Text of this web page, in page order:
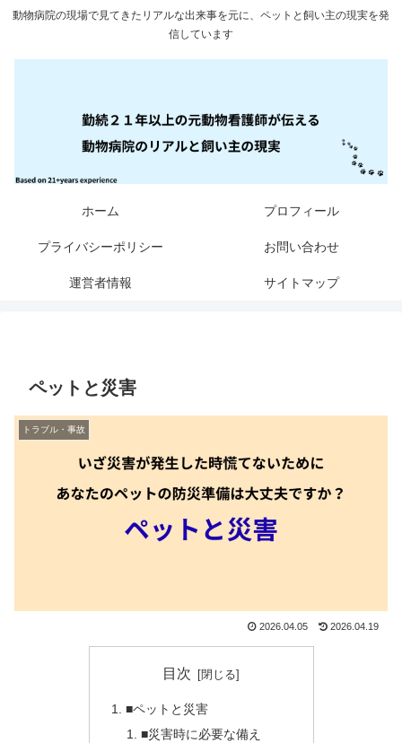
動物病院の現場で見てきたリアルな出来事を元に、ペットと飼い主の現実を発
信しています
ホーム プロフィール
プライバシーポリシー お問い合わせ
運営者情報 サイトマップ
ペットと災害
トラブル・事故
2026.04.05 2026.04.19
目次
■ペットと災害
■災害時に必要な備え